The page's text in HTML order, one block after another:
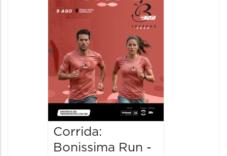
Corrida:
Bonissima Run -